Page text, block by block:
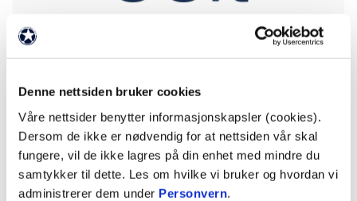
Denne nettsiden bruker cookies
Våre nettsider benytter informasjonskapsler (cookies).
Dersom de ikke er nødvendig for at nettsiden vår skal
fungere, vil de ikke lagres på din enhet med mindre du
samtykker til dette. Les om hvilke vi bruker og hvordan vi
administrerer dem under Personvern.
NYHETER OM PARTNERE